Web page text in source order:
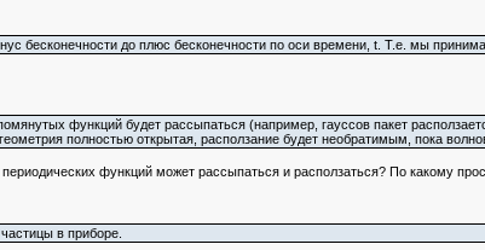
бесконечности до плюс бесконечности по оси времени, t. Т.е. мы
функций будет рассыпаться (например, гауссов пакет
полностью открытая, расползание будет необратимым, пока
функций может рассыпаться и расползаться? По какому
в приборе.